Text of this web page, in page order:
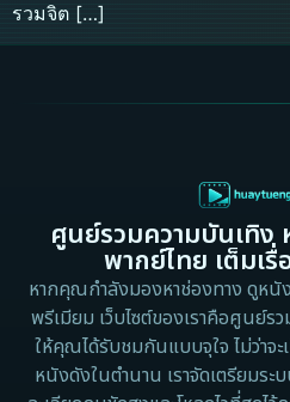
รวมจิต […]
ศูนย์รวมความบันเทิง
พากย์ไทย เต็มเ
หากคุณกำลังมองหาช่องทาง ดูห
พรีเมียม เว็บไซต์ของเราคือศูนย์
ให้คุณได้รับชมกันแบบจุใจ ไม่ว่าจ
หนังดังในตำนาน เราจัดเตรียมร